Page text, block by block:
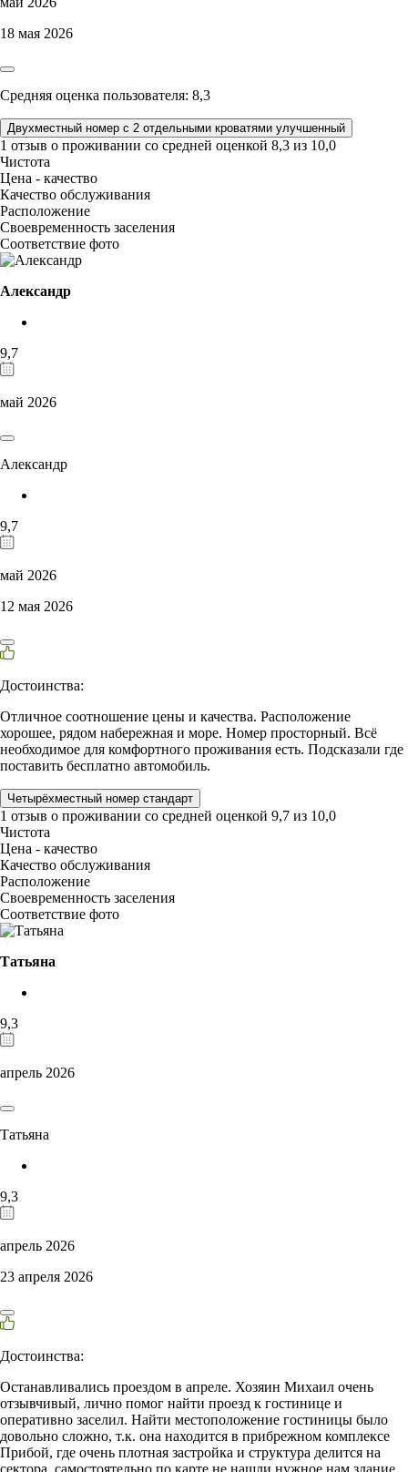
18 мая 2026
Средняя оценка пользователя: 8,3
Двухместный номер с 2 отдельными кроватями улучшенный
1 отзыв о проживании со средней оценкой 8,3 из 10,0
Чистота
Цена - качество
Качество обслуживания
Расположение
Своевременность заселения
Соответствие фото
Александр
9,7
май 2026
Александр
9,7
май 2026
12 мая 2026
Достоинства:
Отличное соотношение цены и качества. Расположение
хорошее, рядом набережная и море. Номер просторный. Всё
необходимое для комфортного проживания есть. Подсказали где
поставить бесплатно автомобиль.
Четырёхместный номер стандарт
1 отзыв о проживании со средней оценкой 9,7 из 10,0
Чистота
Цена - качество
Качество обслуживания
Расположение
Своевременность заселения
Соответствие фото
Татьяна
9,3
апрель 2026
Татьяна
9,3
апрель 2026
23 апреля 2026
Достоинства:
Останавливались проездом в апреле. Хозяин Михаил очень
отзывчивый, лично помог найти проезд к гостинице и
оперативно заселил. Найти местоположение гостиницы было
довольно сложно, т.к. она находится в прибрежном комплексе
Прибой, где очень плотная застройка и структура делится на